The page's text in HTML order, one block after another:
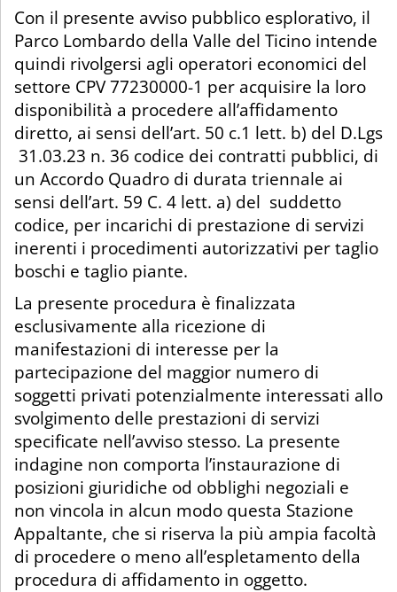
Con il presente avviso pubblico esplorativo, il
Parco Lombardo della Valle del Ticino intende
quindi rivolgersi agli operatori economici del
settore CPV 77230000-1 per acquisire la loro
disponibilità a procedere all’affidamento
diretto, ai sensi dell’art. 50 c.1 lett. b) del D.Lgs
31.03.23 n. 36 codice dei contratti pubblici, di
un Accordo Quadro di durata triennale ai
sensi dell’art. 59 C. 4 lett. a) del suddetto
codice, per incarichi di prestazione di servizi
inerenti i procedimenti autorizzativi per taglio
boschi e taglio piante.
La presente procedura è finalizzata
esclusivamente alla ricezione di
manifestazioni di interesse per la
partecipazione del maggior numero di
soggetti privati potenzialmente interessati allo
svolgimento delle prestazioni di servizi
specificate nell’avviso stesso. La presente
indagine non comporta l’instaurazione di
posizioni giuridiche od obblighi negoziali e
non vincola in alcun modo questa Stazione
Appaltante, che si riserva la più ampia facoltà
di procedere o meno all’espletamento della
procedura di affidamento in oggetto.